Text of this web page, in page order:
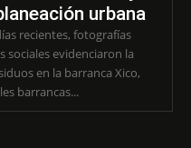
urbana
recientes, fotografías
sociales evidenciaron la
en la barranca Xico,
barrancas...